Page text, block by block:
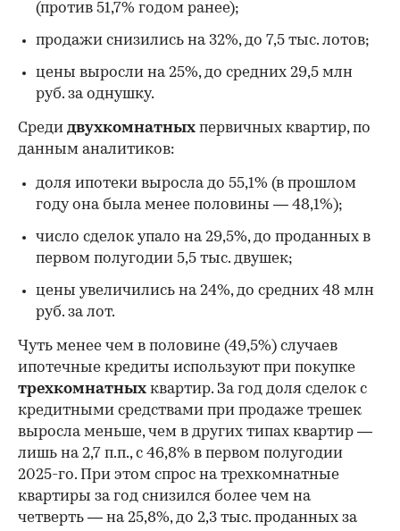
(против 51,7% годом ранее);
продажи снизились на 32%, до 7,5 тыс. лотов;
цены выросли на 25%, до средних 29,5 млн
руб. за однушку.
Среди двухкомнатных первичных квартир, по
данным аналитиков:
доля ипотеки выросла до 55,1% (в прошлом
году она была менее половины — 48,1%);
число сделок упало на 29,5%, до проданных в
первом полугодии 5,5 тыс. двушек;
цены увеличились на 24%, до средних 48 млн
руб. за лот.
Чуть менее чем в половине (49,5%) случаев
ипотечные кредиты используют при покупке
трехкомнатных квартир. За год доля сделок с
кредитными средствами при продаже трешек
выросла меньше, чем в других типах квартир —
лишь на 2,7 п.п., с 46,8% в первом полугодии
2025-го. При этом спрос на трехкомнатные
квартиры за год снизился более чем на
четверть — на 25,8%, до 2,3 тыс. проданных за